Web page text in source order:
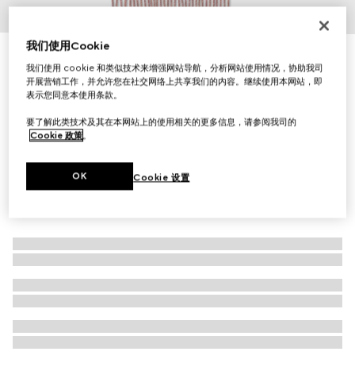
GG山羊绒金银丝线披肩
£510
我们使用Cookie
我们使用 cookie 和类似技术来增强网站导航，分析网站使用情况，协助我司
开展营销工作，并允许您在社交网络上共享我们的内容。继续使用本网站，即
表示您同意本使用条款。
要了解此类技术及其在本网站上的使用相关的更多信息，请参阅我司的
Cookie 政策。
Cookie 设置
OK